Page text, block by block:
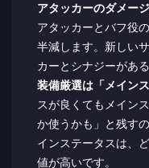
アタッカーのダメー
アタッカーとバフ役
半減します。新しい
カーとシナジーがあ
装備厳選は「メイン
スが良くてもメイン
か使うかも」と残す
インステータスは、
値が高いです。